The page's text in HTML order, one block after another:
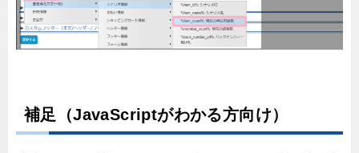
補足（JavaScriptがわかる方向け）